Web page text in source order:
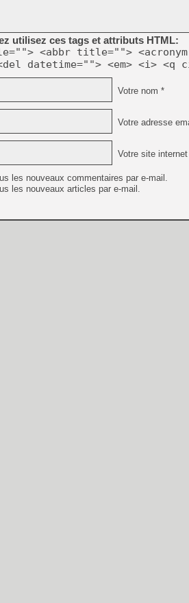
utilisez ces tags et attributs HTML:
<abbr title="">
datetime=""> <em> <i>
Votre nom *
Votre adresse
Votre site internet
les nouveaux commentaires par e-mail.
les nouveaux articles par e-mail.